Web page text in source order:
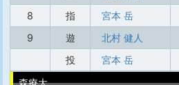
8
指 宮本 岳
9
遊 北村 健人
投
宮本 岳
森療大